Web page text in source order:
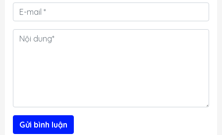
nuối. Thiết kế gọn nhẹ, hiệu năng
đa nhiệm Xét về mặt thiết kế, PRO
Gửi bình luận